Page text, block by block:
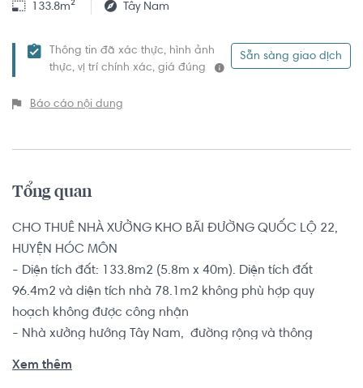
133.8m² Tây Nam
Thông tin đã xác thực, hình ảnh
thực, vị trí chính xác, giá đúng
Sẵn sàng giao dịch
Báo cáo nội dung
Tổng quan
CHO THUÊ NHÀ XƯỞNG KHO BÃI ĐƯỜNG QUỐC LỘ 22,
HUYỆN HÓC MÔN
- Diện tích đất: 133.8m2 (5.8m x 40m). Diện tích đất
96.4m2 và diện tích nhà 78.1m2 không phù hợp quy
hoạch không được công nhận
- Nhà xưởng hướng Tây Nam,  đường rộng và thông
Xem thêm